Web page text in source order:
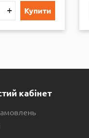
+ Купити
кабінет